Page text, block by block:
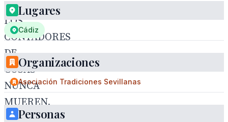
LOS
CONTADORES
DE
COSAS
NUNCA
MUEREN.
Lugares
Cádiz
Organizaciones
Asociación Tradiciones Sevillanas
Personas